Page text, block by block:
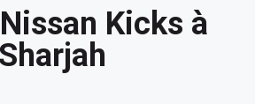
Kicks à